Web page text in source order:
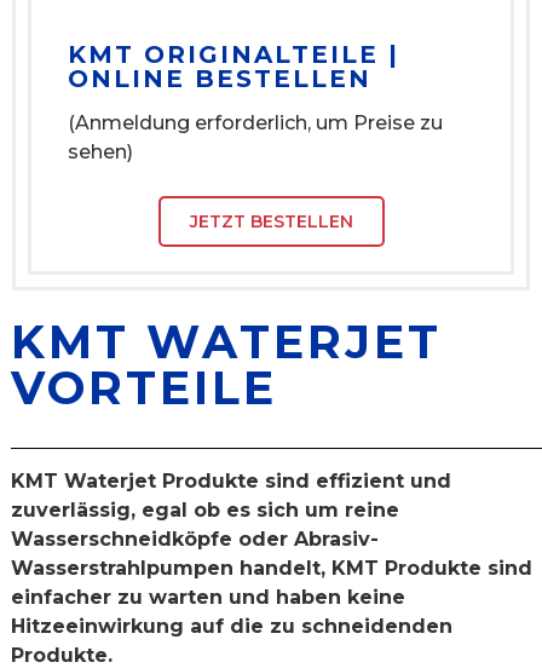
KMT ORIGINALTEILE |
ONLINE BESTELLEN
(Anmeldung erforderlich, um Preise zu
sehen)
JETZT BESTELLEN
KMT WATERJET
VORTEILE
KMT Waterjet Produkte sind effizient und
zuverlässig, egal ob es sich um reine
Wasserschneidköpfe oder Abrasiv-
Wasserstrahlpumpen handelt, KMT Produkte sind
einfacher zu warten und haben keine
Hitzeeinwirkung auf die zu schneidenden
Produkte.